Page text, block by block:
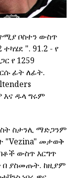
ቦስተን ውስጥ
". 91.2 - የ
የ 1259
ፊት ለፊት.
እና ዱላ ግሩም
ስታንሊ ማድጋንም
"Vezina" መታወቅ
ውስጥ እርግጥ
በ ያስመጡት. ከዚያም